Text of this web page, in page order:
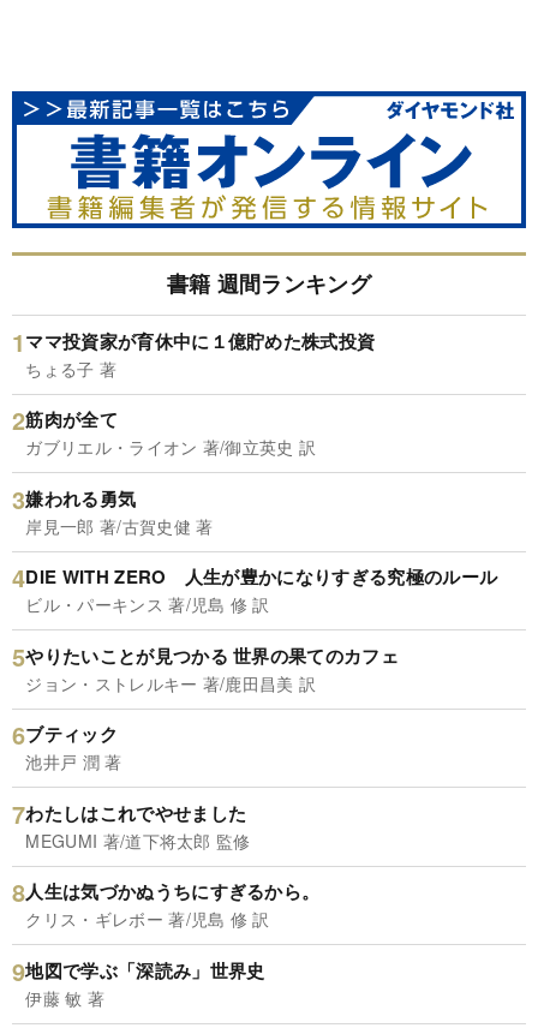
書籍 週間ランキング
ママ投資家が育休中に１億貯めた株式投資
ちょる子 著
筋肉が全て
ガブリエル・ライオン 著/御立英史 訳
嫌われる勇気
岸見一郎 著/古賀史健 著
DIE WITH ZERO 人生が豊かになりすぎる究極のルール
ビル・パーキンス 著/児島 修 訳
やりたいことが見つかる 世界の果てのカフェ
ジョン・ストレルキー 著/鹿田昌美 訳
ブティック
池井戸 潤 著
わたしはこれでやせました
MEGUMI 著/道下将太郎 監修
人生は気づかぬうちにすぎるから。
クリス・ギレボー 著/児島 修 訳
地図で学ぶ「深読み」世界史
伊藤 敏 著